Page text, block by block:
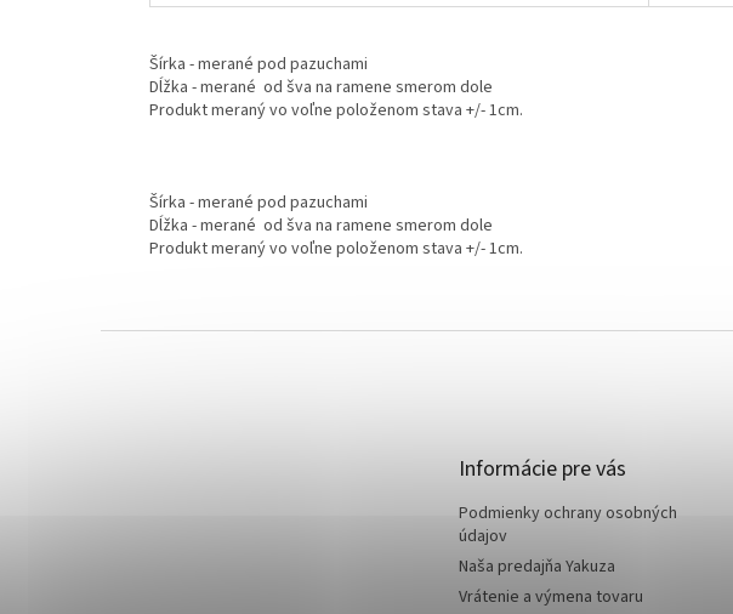
Šírka - merané pod pazuchami
Dĺžka - merané od šva na ramene smerom dole
Produkt meraný vo voľne položenom stava +/- 1cm.
Šírka - merané pod pazuchami
Dĺžka - merané od šva na ramene smerom dole
Produkt meraný vo voľne položenom stava +/- 1cm.
Informácie pre vás
Podmienky ochrany osobných
údajov
Naša predajňa Yakuza
Vrátenie a výmena tovaru